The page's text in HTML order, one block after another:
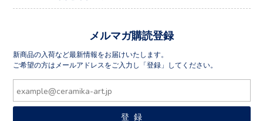
メルマガ購読登録
新商品の入荷など最新情報をお届けいたします。
ご希望の方はメールアドレスをご入力し「登録」してください。